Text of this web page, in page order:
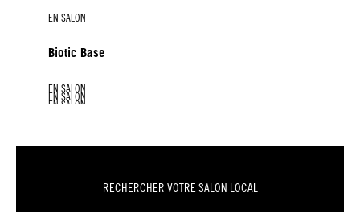
EN SALON
Biotic Base
EN SALON
EN SALON
EN SALON
Soothing Booster
RECHERCHER VOTRE SALON LOCAL